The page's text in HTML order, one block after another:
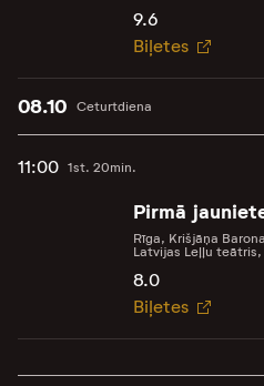
9.6
Biļetes
Ceturtdiena
08.10
11:00 1st. 20min.
Pirmā
Rīga, Krišjāņa
Latvijas Leļļu teātris,
8.0
Biļetes